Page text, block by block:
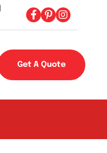
Get A Quote